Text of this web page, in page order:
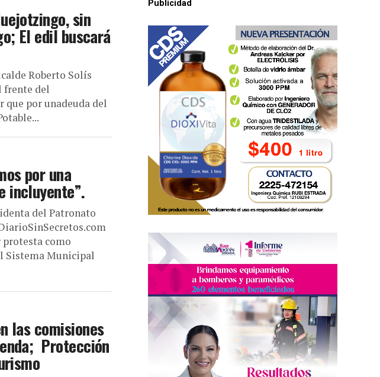
sin
El edil buscará
Roberto Solís
frente del
que por unadeuda del
por una
incluyente”.
del Patronato
protesta como
Sistema Municipal
las comisiones
Protección
Publicidad